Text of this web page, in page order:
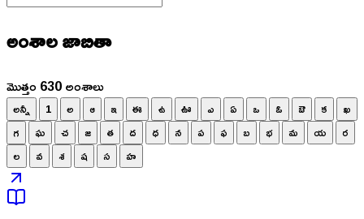
అంశాల జాబితా
మొత్తం 630 అంశాలు
అన్నీ 1 అ ఆ ఇ ఈ ఉ ఊ ఎ ఏ ఒ ఓ ఔ క
ఖ
గ
ఘ చ జ త ద ధ న ప ఫ బ భ మ య
ర
ల
వ శ ష స హ